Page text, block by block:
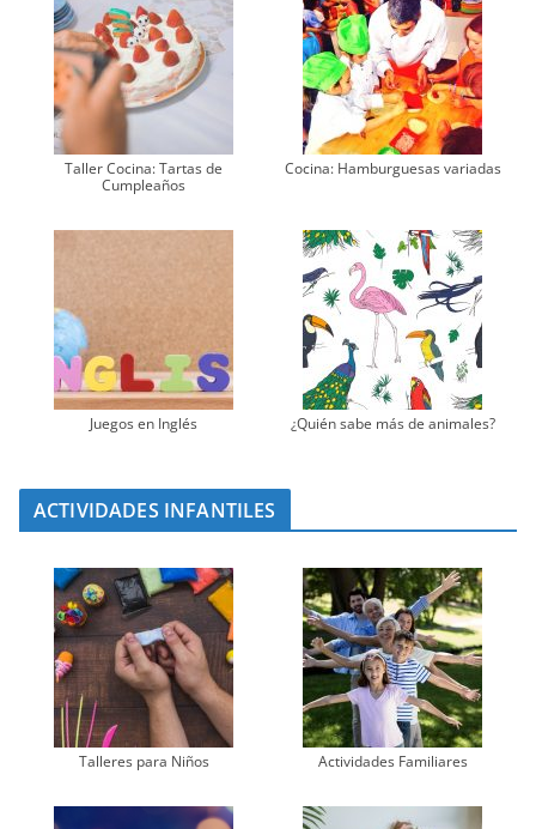
Taller Cocina: Tartas de
Cumpleaños
Cocina: Hamburguesas variadas
Juegos en Inglés ¿Quién sabe más de animales?
ACTIVIDADES INFANTILES
Talleres para Niños Actividades Familiares